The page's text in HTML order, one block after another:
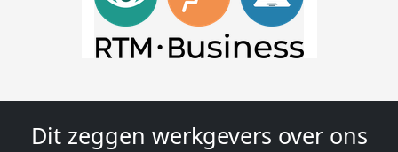
Dit zeggen werkgevers over ons